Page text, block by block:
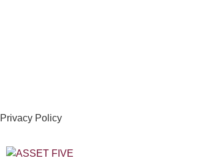
Privacy Policy